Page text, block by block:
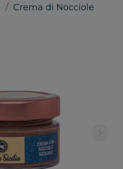
Crema di Nocciole